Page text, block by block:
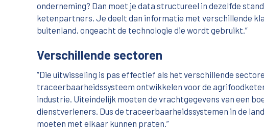
onderneming? Dan moet je data structureel in dezelfde
ketenpartners. Je deelt dan informatie met verschillende
buitenland, ongeacht de technologie die wordt gebruikt.”
Verschillende sectoren
“Die uitwisseling is pas effectief als het verschillende
traceerbaarheidssysteem ontwikkelen voor de
industrie. Uiteindelijk moeten de vrachtgegevens van een
dienstverleners. Dus de traceerbaarheidssystemen in de
moeten met elkaar kunnen praten.”